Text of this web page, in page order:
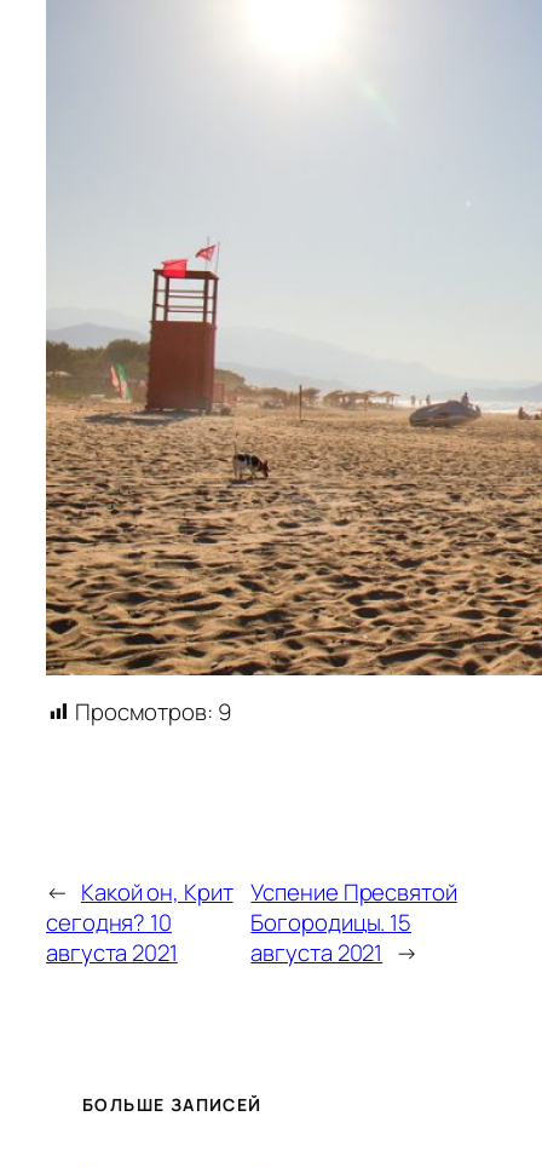
Просмотров: 9
← Какой он, Крит
сегодня? 10
августа 2021
Успение Пресвятой
Богородицы. 15
августа 2021 →
БОЛЬШЕ ЗАПИСЕЙ